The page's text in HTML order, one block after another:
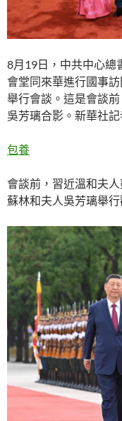
8月19日，中共中心總
會堂同來華進行國事
舉行會談。這是會談
吳芳璃合影。新華社
包養
會談前，習近溫和夫
蘇林和夫人吳芳璃舉行